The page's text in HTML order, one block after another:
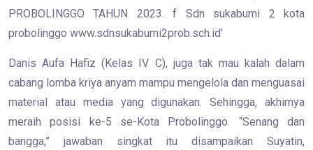
Danis Aufa Hafiz (Kelas IV C), juga tak mau kalah dalam
cabang lomba kriya anyam mampu mengelola dan menguasai
material atau media yang digunakan. Sehingga, akhirnya
meraih posisi ke-5 se-Kota Probolinggo. “Senang dan
bangga,” jawaban singkat itu disampaikan Suyatin,